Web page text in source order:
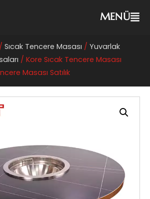
MENÜ
/ Sıcak Tencere Masası / Yuvarlak
/ Kore Sıcak Tencere Masası
Masası Satılık